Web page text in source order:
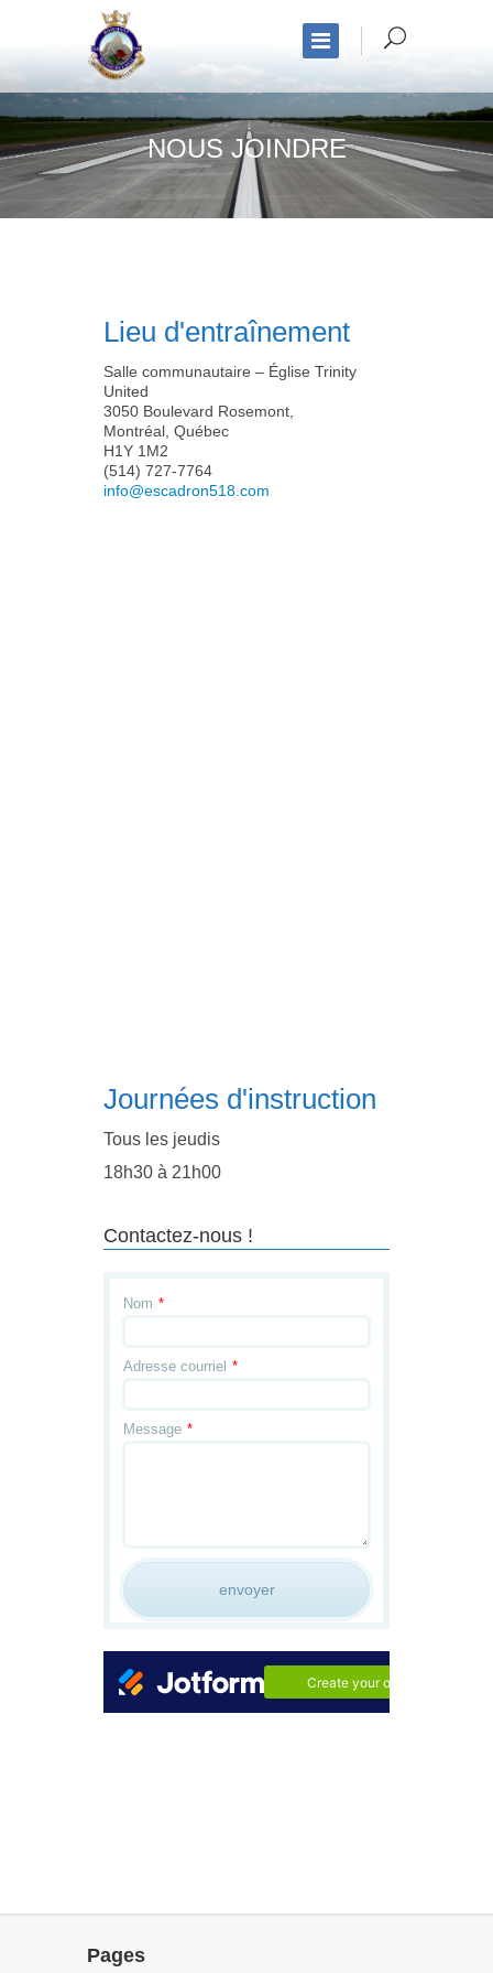
NOUS JOINDRE
Lieu d'entraînement
Salle communautaire – Église Trinity
United
3050 Boulevard Rosemont,
Montréal, Québec
H1Y 1M2
(514) 727-7764
info@escadron518.com
Journées d'instruction
Tous les jeudis
18h30 à 21h00
Contactez-nous !
Pages